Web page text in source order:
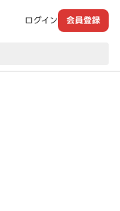
ログイン 会員登録